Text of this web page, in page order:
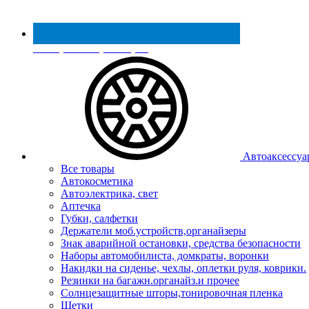
Реестр МинПромТорга
Все товары
Автокосметика
Автоэлектрика, свет
Аптечка
Губки, салфетки
Держатели моб.устройств,органайзеры
Знак аварийной остановки, средства безопасности
Наборы автомобилиста, домкраты, воронки
Накидки на сиденье, чехлы, оплетки руля, коврики.
Резинки на багажн.органайз.и прочее
Солнцезащитные шторы,тонировочная пленка
Щетки